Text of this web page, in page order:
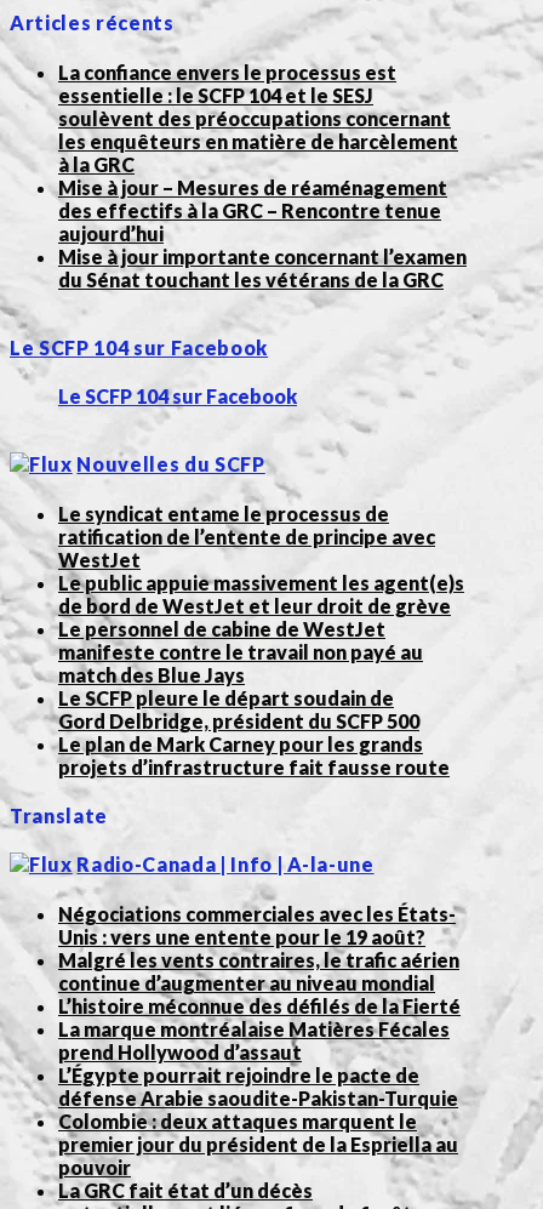
Articles récents
La confiance envers le processus est
essentielle : le SCFP 104 et le SESJ
soulèvent des préoccupations concernant
les enquêteurs en matière de harcèlement
à la GRC
Mise à jour – Mesures de réaménagement
des effectifs à la GRC – Rencontre tenue
aujourd’hui
Mise à jour importante concernant l’examen
du Sénat touchant les vétérans de la GRC
Le SCFP 104 sur Facebook
Le SCFP 104 sur Facebook
Nouvelles du SCFP
Le syndicat entame le processus de
ratification de l’entente de principe avec
WestJet
Le public appuie massivement les agent(e)s
de bord de WestJet et leur droit de grève
Le personnel de cabine de WestJet
manifeste contre le travail non payé au
match des Blue Jays
Le SCFP pleure le départ soudain de
Gord Delbridge, président du SCFP 500
Le plan de Mark Carney pour les grands
projets d’infrastructure fait fausse route
Translate
Radio-Canada | Info | A-la-une
Négociations commerciales avec les États-
Unis : vers une entente pour le 19 août?
Malgré les vents contraires, le trafic aérien
continue d’augmenter au niveau mondial
L’histoire méconnue des défilés de la Fierté
La marque montréalaise Matières Fécales
prend Hollywood d’assaut
L’Égypte pourrait rejoindre le pacte de
défense Arabie saoudite-Pakistan-Turquie
Colombie : deux attaques marquent le
premier jour du président de la Espriella au
pouvoir
La GRC fait état d’un décès